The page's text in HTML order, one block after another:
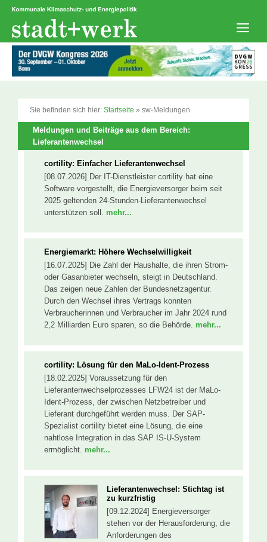
Zum
springen
Sie befinden sich hier: Startseite » sw-Meldungen
Meldungen und Beiträge aus dem Bereich:
Lieferantenwechsel
cortility: Einfacher Lieferantenwechsel
[08.07.2026] Der IT-Dienstleister cortility hat eine
Software vorgestellt, die Energieversorger beim seit
2025 geltenden 24-Stunden-Lieferantenwechsel
unterstützen soll. mehr...
Energiemarkt: Höhere Wechselwilligkeit
[16.07.2025] Die Zahl der Haushalte, die ihren Strom-
oder Gasanbieter wechseln, steigt in Deutschland.
Das zeigen neue Zahlen der Bundesnetzagentur.
Durch den Wechsel ihres Vertrags konnten
Verbraucherinnen und Verbraucher im Jahr 2024 rund
2,2 Milliarden Euro sparen, so die Behörde. mehr...
cortility: Lösung für den MaLo-Ident-Prozess
[18.02.2025] Voraussetzung für den
Lieferantenwechselprozesses LFW24 ist der MaLo-
Ident-Prozess, der zwischen Netzbetreiber und
Lieferant durchgeführt werden muss. Der SAP-
Spezialist cortility bietet eine Lösung, die eine
nahtlose Integration in das SAP IS-U-System
ermöglicht. mehr...
Lieferantenwechsel: Stichtag ist
zu kurzfristig
[09.12.2024] Energieversorger
stehen vor der Herausforderung, die
Anforderungen des